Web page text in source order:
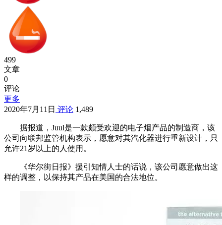
499
文章
0
评论
更多
2020年7月11日 评论 1,489
据报道，Juul是一款颇受欢迎的电子烟产品的制造商，该
公司向联邦监管机构表示，愿意对其汽化器进行重新设计，只
允许21岁以上的人使用。
《华尔街日报》援引知情人士的话说，该公司愿意做出这
样的调整，以保持其产品在美国的合法地位。